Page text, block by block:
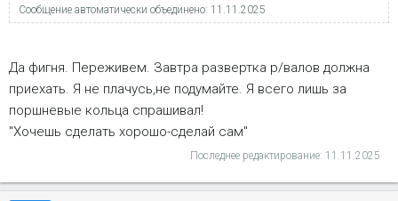
Сообщение автоматически объединено: 11.11.2025
Да фигня. Переживем. Завтра развертка р/валов должна
приехать. Я не плачусь,не подумайте. Я всего лишь за
поршневые кольца спрашивал!
"Хочешь сделать хорошо-сделай сам"
Последнее редактирование: 11.11.2025